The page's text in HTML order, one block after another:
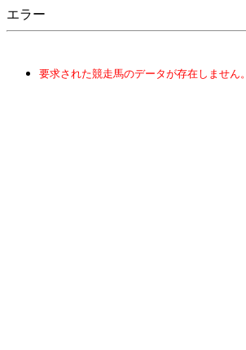
エラー
要求された競走馬のデータが存在しません。